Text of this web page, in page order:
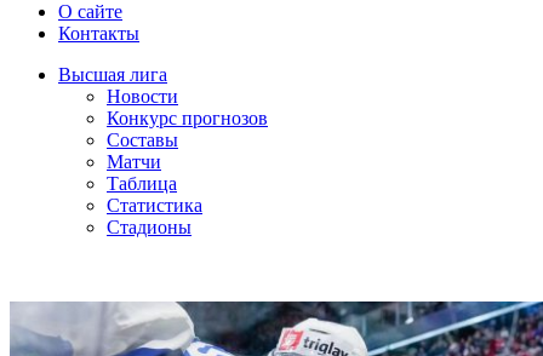
О сайте
Контакты
Высшая лига
Новости
Конкурс прогнозов
Составы
Матчи
Таблица
Статистика
Стадионы